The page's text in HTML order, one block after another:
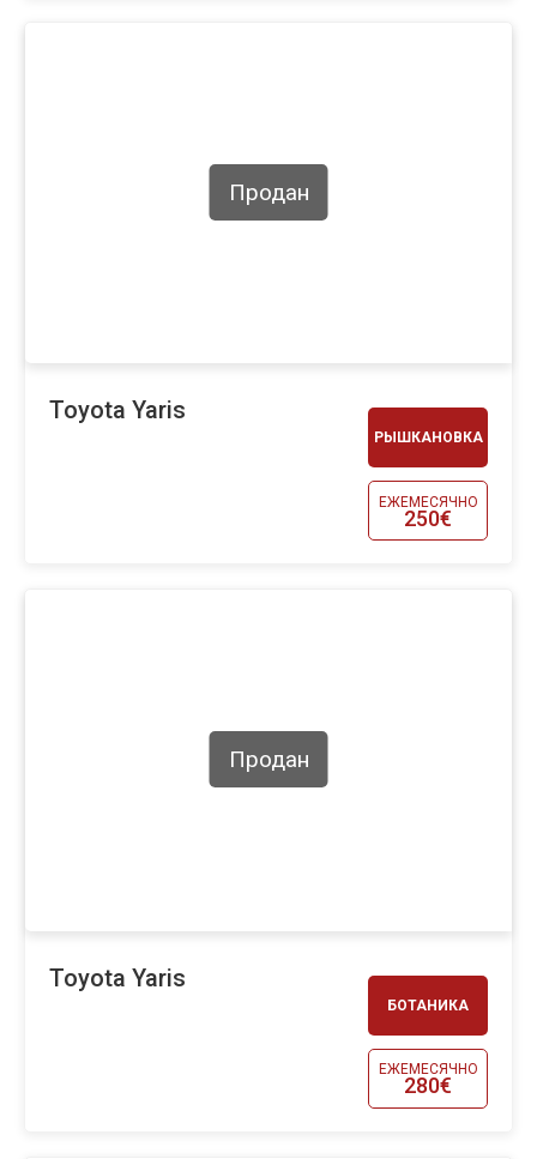
РЫШКАНОВКА
ЕЖЕМЕСЯЧНО
250€
Продан
Toyota Yaris
БОТАНИКА
ЕЖЕМЕСЯЧНО
280€
Продан
Toyota Yaris